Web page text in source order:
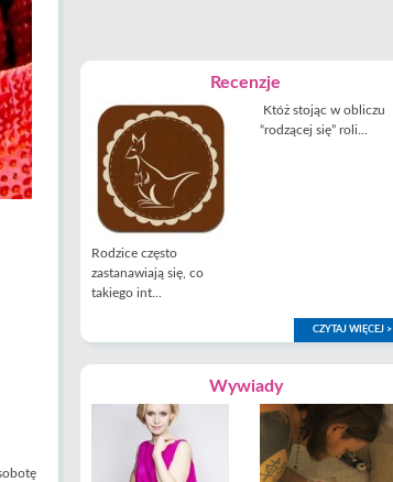
Recenzje
Rodzice często
zastanawiają się, co
takiego int...
Któż stojąc w obliczu
“rodzącej się” roli...
CZYTAJ WIĘCEJ >
Wywiady